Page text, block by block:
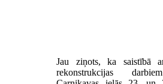
Jau ziņots, ka saistībā
rekonstrukcijas